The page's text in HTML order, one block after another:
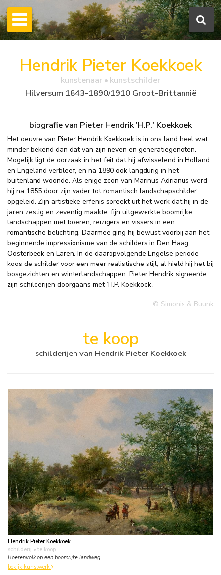
Hendrik Pieter Koekkoek
kunstenaar • kunstschilder
Hilversum 1843-1890/1910 Groot-Brittannië
biografie van Pieter Hendrik 'H.P.' Koekkoek
Het oeuvre van Pieter Hendrik Koekkoek is in ons land heel wat
minder bekend dan dat van zijn neven en generatiegenoten.
Mogelijk ligt de oorzaak in het feit dat hij afwisselend in Holland
en Engeland verbleef, en na 1890 ook langdurig in het
buitenland woonde. Als enige zoon van Marinus Adrianus werd
hij na 1855 door zijn vader tot romantisch landschapschilder
opgeleid. Zijn artistieke erfenis spreekt uit het werk dat hij in de
jaren zestig en zeventig maakte: fijn uitgewerkte boomrijke
landschappen met boeren, reizigers en vissers in een
romantische belichting. Daarmee ging hij bewust voorbij aan het
beginnende impressionisme van de schilders in Den Haag,
Oosterbeek en Laren. In de daaropvolgende Engelse periode
koos de schilder voor een meer realistische stijl, al hield hij het bij
bosgezichten en winterlandschappen. Pieter Hendrik signeerde
zijn schilderijen doorgaans met ‘H.P. Koekkoek’.
© Simonis & Buunk
te koop
schilderijen van Hendrik Pieter Koekkoek
Hendrik Pieter Koekkoek
schilderij • te koop
Boerenvolk op een boomrijke landweg
bekijk kunstwerk